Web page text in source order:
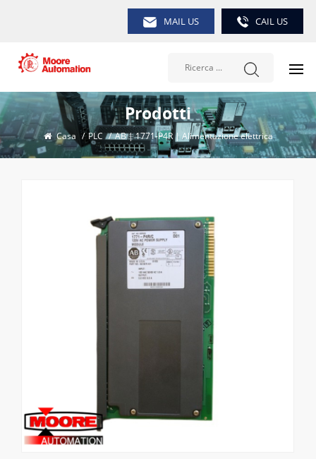
MAIL US CAIL US
Prodotti
Casa / PLC / AB | 1771-P4R | Alimentazione elettrica